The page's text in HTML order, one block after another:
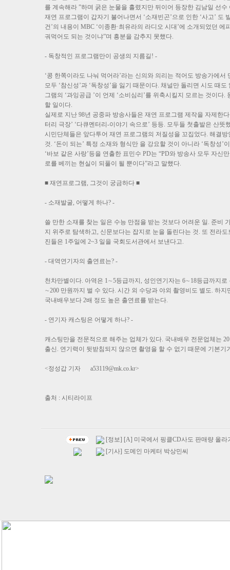
를 계속해라 ”하며 굵은 눈물을 흘렸지만 뒤이어 등장한 김남일 선
재연 프로그램이 갑자기 불어나면서 ‘소재빈곤’으로 인한 ‘사고’
건’의 내용이 MBC ‘이종환·최유라의 라디오 시대’에 소개되었던
궈먹어도 되는 것이냐”며 흥분을 감추지 못했다.
- 독창적인 프로그램만이 공생의 지름길! -
‘콩 한쪽이라도 나눠 먹어라’라는 신의와 의리는 적어도 방송가에
모두 ‘참신성’과 ‘독창성’을 잃기 때문이다. 채널만 돌리면 시도 때
그램의 ‘과잉공급 ’이 언제 ‘소비심리’를 위축시킬지 모르는 것이
할 일이다.
실제로 지난 98년 공중파 방송사들은 재연 프로그램 제작을 자제한
터리 극장’ ‘다큐멘터리-이야기 속으로’ 등등. 모두들 첫출발은 산
시민단체들은 앞다투어 재연 프로그램의 저질성을 꼬집었다. 해결
것. ‘돈이 되는’ 특정 소재와 형식만 을 강요할 것이 아니라 ‘독창성
‘바보 같은 사랑’등을 연출한 표민수 PD는 “PD와 방송사 모두 자
로를 베끼는 현실이 되풀이 될 뿐이다”라고 말했다.
■ 재연프로그램, 그것이 궁금하다 ■
- 소재발굴, 어떻게 하나? -
쓸 만한 소재를 찾는 일은 수능 만점을 받는 것보다 어려운 일. 준비
지 위주로 탐색하고, 신문보다는 잡지로 눈을 돌린다는 것. 또 전라
진들은 1주일에 2~3 일을 국회도서관에서 보낸다고.
- 대역연기자의 출연료는? -
천차만별이다. 아역은 1∼5등급까지, 성인연기자는 6∼18등급까지
∼200 만원까지 벌 수 있다. 시간 외 수당과 야외 촬영비도 별도. 하
국내배우보다 2배 정도 높은 출연료를 받는다.
- 연기자 캐스팅은 어떻게 하나? -
캐스팅만을 전문적으로 해주는 업체가 있다. 국내배우 전문업체는
출신. 연기력이 뒷받침되지 않으면 촬영을 할 수 없기 때문에 기본
<정성갑 기자 a53119@mk.co.kr>
출처 : 시티라이프
[정보] [A] 미국에서 핑클CD사도 판매량 올라
[기사] 도메인 마케터 박상민씨